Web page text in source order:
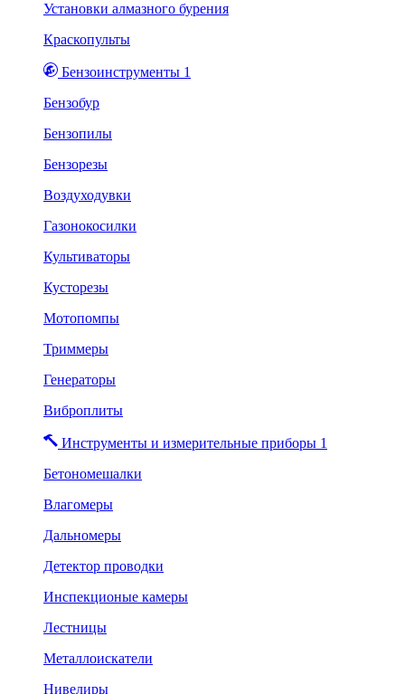
Установки алмазного бурения
Краскопульты
Бензоинструменты 1
Бензобур
Бензопилы
Бензорезы
Воздуходувки
Газонокосилки
Культиваторы
Кусторезы
Мотопомпы
Триммеры
Генераторы
Виброплиты
Инструменты и измерительные приборы 1
Бетономешалки
Влагомеры
Дальномеры
Детектор проводки
Инспекционые камеры
Лестницы
Металлоискатели
Нивелиры